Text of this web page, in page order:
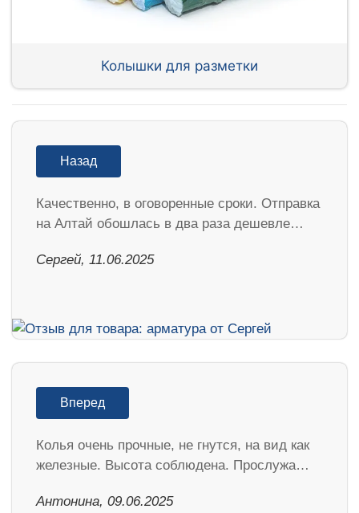
Колышки для разметки
Назад
Качественно, в оговоренные сроки. Отправка
на Алтай обошлась в два раза дешевле…
Сергей, 11.06.2025
Вперед
Колья очень прочные, не гнутся, на вид как
железные. Высота соблюдена. Прослужа…
Антонина, 09.06.2025